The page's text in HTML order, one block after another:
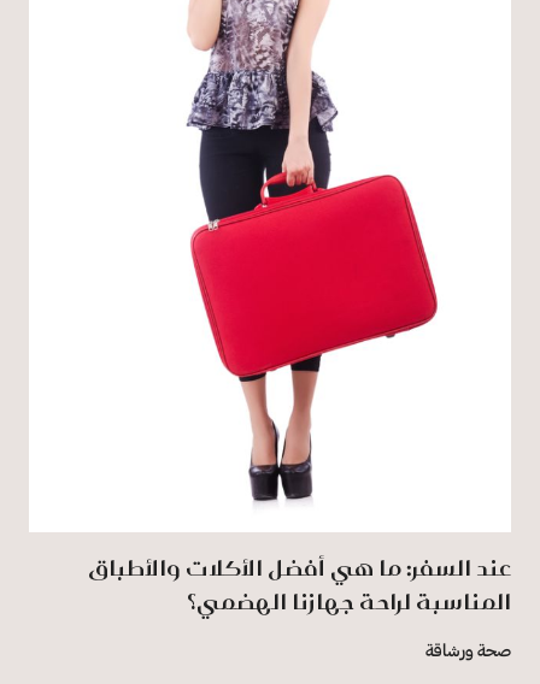
عند السفر: ما هي أفضل الأكلات والأطباق
المناسبة لراحة جهازنا الهضمي؟
صحة ورشاقة